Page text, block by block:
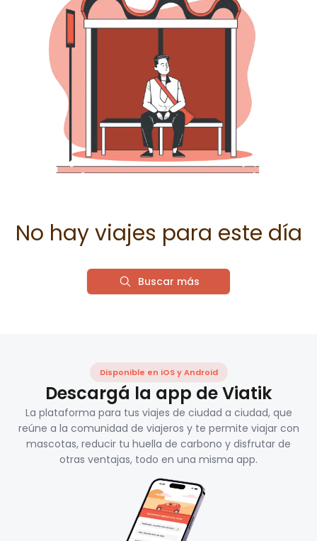
No hay viajes para este día
Buscar más
Disponible en iOS y Android
Descargá la app de Viatik
La plataforma para tus viajes de ciudad a ciudad, que
reúne a la comunidad de viajeros y te permite viajar con
mascotas, reducir tu huella de carbono y disfrutar de
otras ventajas, todo en una misma app.